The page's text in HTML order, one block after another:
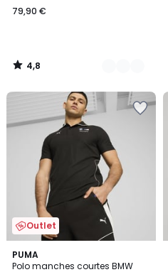
79,90 €
4,8
/
Outlet
PUMA
Polo manches courtes BMW